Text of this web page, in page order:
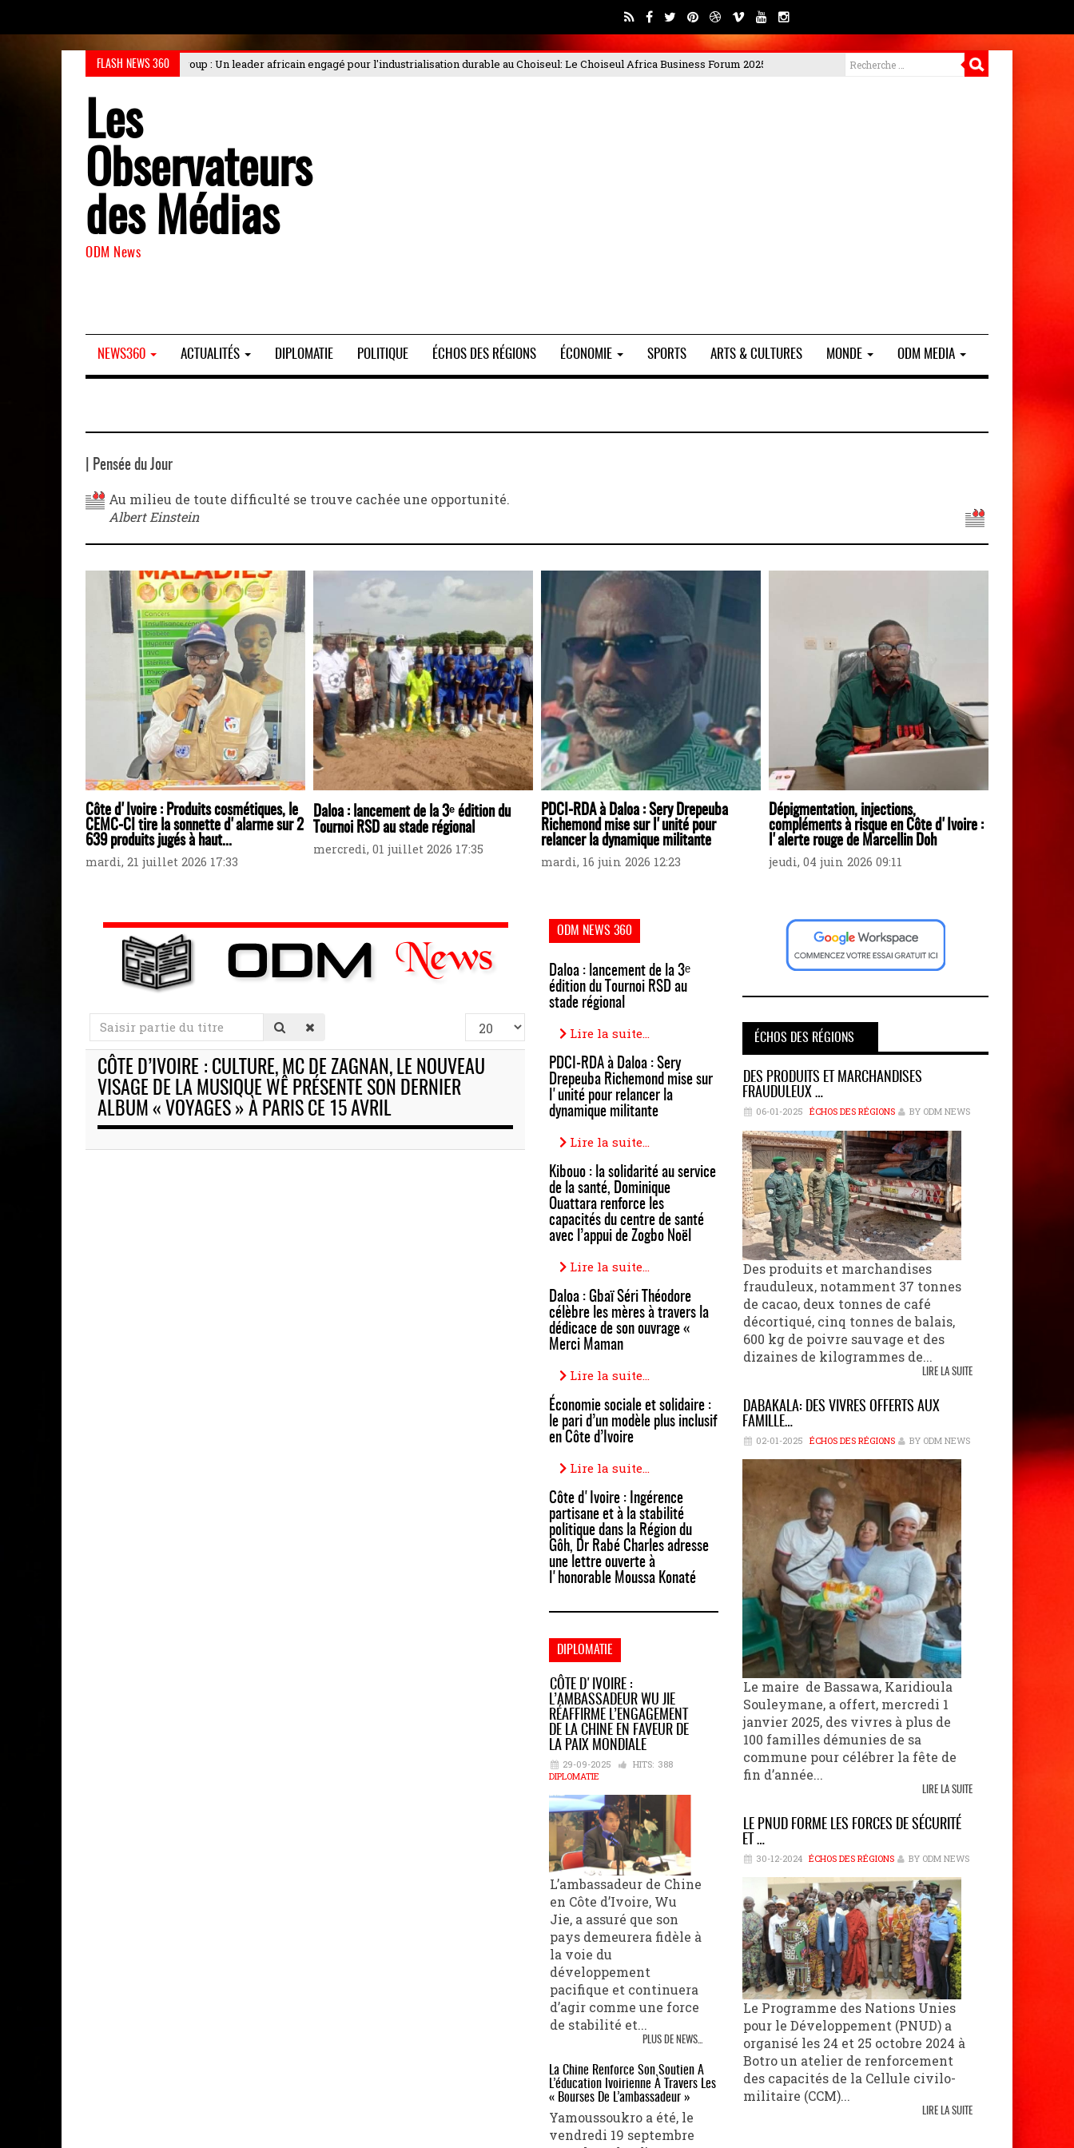
FLASH NEWS 360
: Un leader africain engagé pour l'industrialisation durable au Choiseul: Le Choiseul Africa Business Forum 2025, qui s'est déroulé les 4 et PORTEO BTP met en garde contre les arnaques et rappelle la gratuité
Les
Observateurs
des Médias
ODM News
NEWS360 ACTUALITÉS DIPLOMATIE POLITIQUE ÉCHOS DES RÉGIONS ÉCONOMIE SPORTS ARTS & CULTURES MONDE ODM MEDIA
| Pensée du Jour
Au milieu de toute difficulté se trouve cachée une opportunité.
Albert Einstein
Côte d'Ivoire : Produits cosmétiques, le
CEMC-CI tire la sonnette d'alarme sur 2
639 produits jugés à haut...
mardi, 21 juillet 2026 17:33
Daloa : lancement de la 3ᵉ édition du
Tournoi RSD au stade régional
mercredi, 01 juillet 2026 17:35
PDCI-RDA à Daloa : Sery Drepeuba
Richemond mise sur l'unité pour
relancer la dynamique militante
mardi, 16 juin 2026 12:23
Dépigmentation, injections,
compléments à risque en Côte d'Ivoire :
l'alerte rouge de Marcellin Doh
jeudi, 04 juin 2026 09:11
Saisir
partie
du
titre
Afficher
#
CÔTE D’IVOIRE : CULTURE, MC DE ZAGNAN, LE NOUVEAU
VISAGE DE LA MUSIQUE WÊ PRÉSENTE SON DERNIER
ALBUM « VOYAGES » À PARIS CE 15 AVRIL
ODM NEWS 360
Daloa : lancement de la 3ᵉ
édition du Tournoi RSD au
stade régional
Lire la suite...
PDCI-RDA à Daloa : Sery
Drepeuba Richemond mise sur
l'unité pour relancer la
dynamique militante
Lire la suite...
Kibouo : la solidarité au service
de la santé, Dominique
Ouattara renforce les
capacités du centre de santé
avec l’appui de Zogbo Noël
Lire la suite...
Daloa : Gbaï Séri Théodore
célèbre les mères à travers la
dédicace de son ouvrage «
Merci Maman
Lire la suite...
Économie sociale et solidaire :
le pari d’un modèle plus inclusif
en Côte d’Ivoire
Lire la suite...
Côte d'Ivoire : Ingérence
partisane et à la stabilité
politique dans la Région du
Gôh, Dr Rabé Charles adresse
une lettre ouverte à
l'honorable Moussa Konaté
DIPLOMATIE
CÔTE D'IVOIRE :
L’AMBASSADEUR WU JIE
RÉAFFIRME L’ENGAGEMENT
DE LA CHINE EN FAVEUR DE
LA PAIX MONDIALE
29-09-2025 HITS: 388
DIPLOMATIE
L’ambassadeur de Chine
en Côte d’Ivoire, Wu
Jie, a assuré que son
pays demeurera fidèle à
la voie du
développement
pacifique et continuera
d’agir comme une force
de stabilité et...
PLUS DE NEWS...
La Chine Renforce Son Soutien À
L’éducation Ivoirienne À Travers Les
« Bourses De L’ambassadeur »
Yamoussoukro a été, le
vendredi 19 septembre
ÉCHOS DES RÉGIONS
DES PRODUITS ET MARCHANDISES
FRAUDULEUX …
06-01-2025 ÉCHOS DES RÉGIONS BY ODM NEWS
Des produits et marchandises
frauduleux, notamment 37 tonnes
de cacao, deux tonnes de café
décortiqué, cinq tonnes de balais,
600 kg de poivre sauvage et des
dizaines de kilogrammes de...
LIRE LA SUITE
DABAKALA: DES VIVRES OFFERTS AUX
FAMILLE…
02-01-2025 ÉCHOS DES RÉGIONS BY ODM NEWS
Le maire de Bassawa, Karidioula
Souleymane, a offert, mercredi 1
janvier 2025, des vivres à plus de
100 familles démunies de sa
commune pour célébrer la fête de
fin d’année...
LIRE LA SUITE
LE PNUD FORME LES FORCES DE SÉCURITÉ
ET …
30-12-2024 ÉCHOS DES RÉGIONS BY ODM NEWS
Le Programme des Nations Unies
pour le Développement (PNUD) a
organisé les 24 et 25 octobre 2024 à
Botro un atelier de renforcement
des capacités de la Cellule civilo-
militaire (CCM)...
LIRE LA SUITE